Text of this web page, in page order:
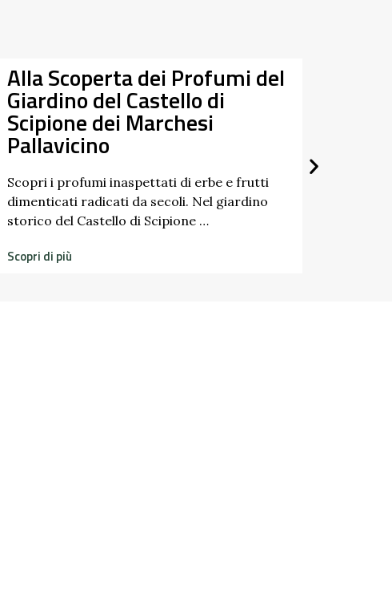
Alla Scoperta dei Profumi del
Giardino del Castello di
Scipione dei Marchesi
Pallavicino
Scopri i profumi inaspettati di erbe e frutti
dimenticati radicati da secoli. Nel giardino
storico del Castello di Scipione …
Scopri di più